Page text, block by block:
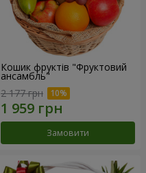
Кошик фруктів "Фруктовий
ансамбль"
2 177 грн
Замовити